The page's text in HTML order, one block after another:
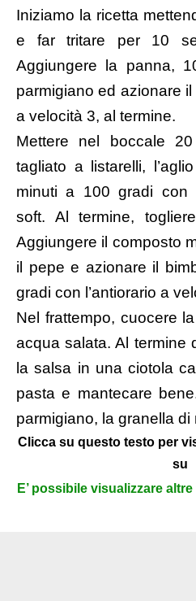
Iniziamo la ricetta
e far tritare per 10
Aggiungere la panna,
parmigiano ed azionare
a velocità 3, al termine.
Mettere nel boccale
tagliato a listarelli,
minuti a 100 gradi con
soft. Al termine,
Aggiungere il composto
il pepe e azionare il
gradi con l’antiorario a
Nel frattempo, cuocere
acqua salata. Al termine
la salsa in una ciotola
pasta e mantecare
parmigiano, la granella di
Clicca su questo testo per
su
E’ possibile visualizzare